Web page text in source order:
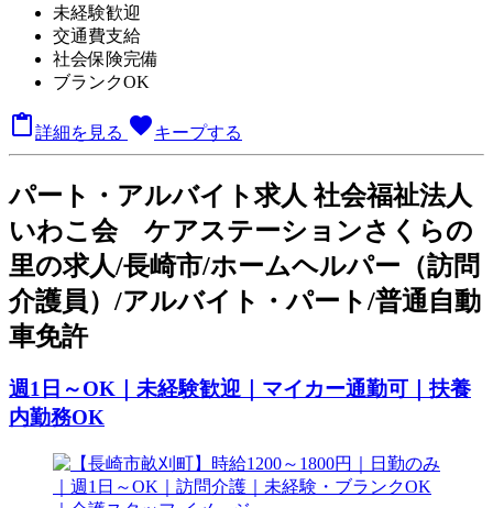
未経験歓迎
交通費支給
社会保険完備
ブランクOK
詳細を見る favoriteキープする
パート ・アルバイト求人 社会福祉法人
いわこ会 ケアステーションさくらの
里の求人/長崎市/ホームヘルパー（訪問
介護員）/アルバイト・パート/普通自動
車免許
週1日～OK｜未経験歓迎｜マイカー通勤可｜扶養
内勤務OK